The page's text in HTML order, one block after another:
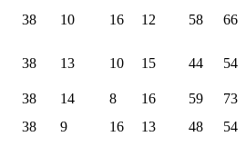
38 10 16 12 58 66
38 13 10 15 44 54
38 14 8 16 59
73
38 9 16 13 48 54